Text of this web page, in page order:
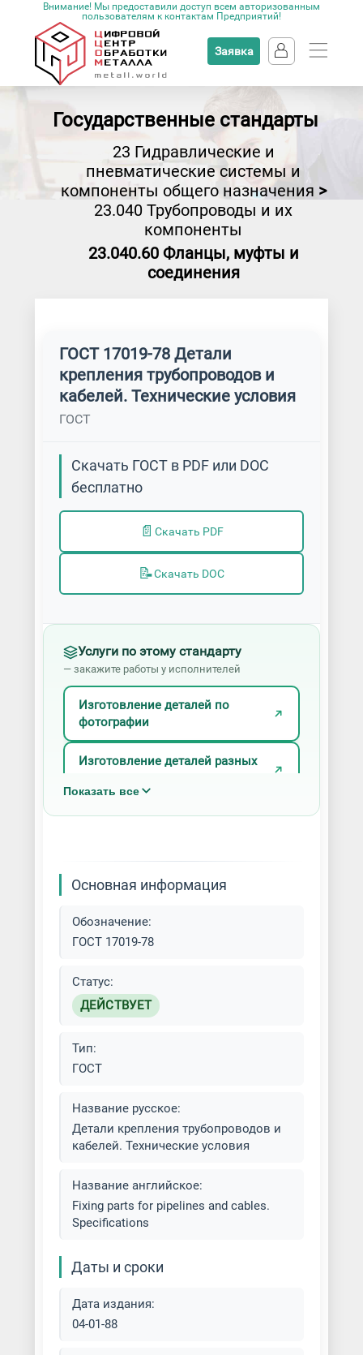
Внимание! Мы предоставили доступ всем авторизованным
пользователям к контактам Предприятий!
Заявка
Государственные стандарты
23 Гидравлические и
пневматические системы и
компоненты общего назначения >
23.040 Трубопроводы и их
компоненты
23.040.60 Фланцы, муфты и
соединения
ГОСТ 17019-78 Детали
крепления трубопроводов и
кабелей. Технические условия
ГОСТ
Скачать ГОСТ в PDF или DOC
бесплатно
📄 Скачать PDF
📝Скачать DOC
Услуги по этому стандарту
— закажите работы у исполнителей
Изготовление деталей по
фотографии
Изготовление деталей разных
Производство хомутов
Показать все
Основная информация
Обозначение:
ГОСТ 17019-78
Статус:
ДЕЙСТВУЕТ
Тип:
ГОСТ
Название русское:
Детали крепления трубопроводов и
кабелей. Технические условия
Название английское:
Fixing parts for pipelines and cables.
Specifications
Даты и сроки
Дата издания:
04-01-88